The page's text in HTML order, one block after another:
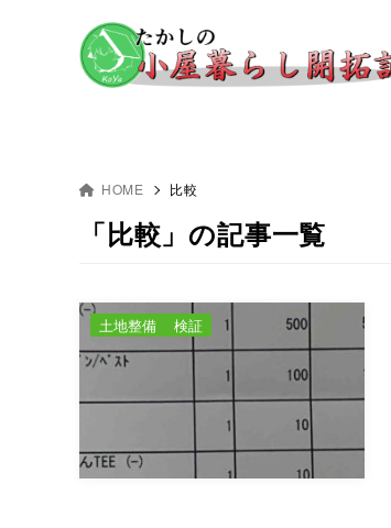
HOME 比較
「比較」の記事一覧
土地整備 検証